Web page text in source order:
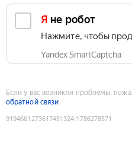
Я не робот
Нажмите, чтобы
Yandex SmartCaptcha
Если у вас возникли проблемы,
обратной связи
9194661273617451324:1786278571